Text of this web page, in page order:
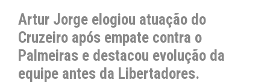
Artur Jorge elogiou atuação do
Cruzeiro após empate contra o
Palmeiras e destacou evolução da
equipe antes da Libertadores.